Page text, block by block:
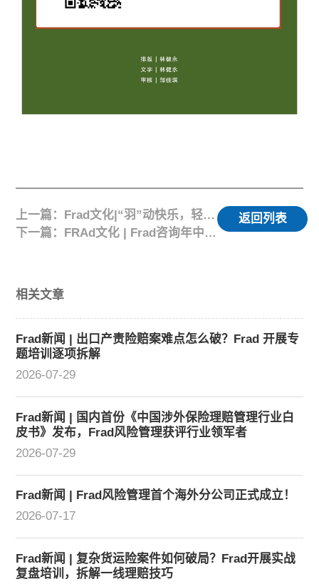
上一篇：Frad文化|“羽”动快乐，轻松解压！
下一篇：FRAd文化 | Frad咨询年中总结圆满完成
返回列表
相关文章
Frad新闻 | 出口产责险赔案难点怎么破？Frad 开展专
题培训逐项拆解
2026-07-29
Frad新闻 | 国内首份《中国涉外保险理赔管理行业白
皮书》发布，Frad风险管理获评行业领军者
2026-07-29
Frad新闻 | Frad风险管理首个海外分公司正式成立！
2026-07-17
Frad新闻 | 复杂货运险案件如何破局？Frad开展实战
复盘培训，拆解一线理赔技巧